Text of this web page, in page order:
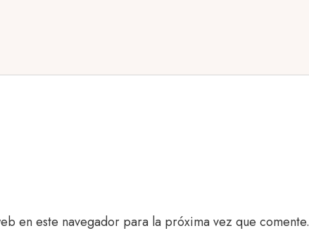
en este navegador para la próxima vez que comente.